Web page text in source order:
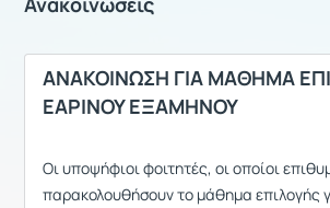
ΑΝΑΚΟΙΝΩΣΗ ΓΙΑ ΜΑΘΗΜΑ
ΕΑΡΙΝΟΥ ΕΞΑΜΗΝΟΥ
Οι υποψήφιοι φοιτητές, οι οποίοι
παρακολουθήσουν το μάθημα επιλογής